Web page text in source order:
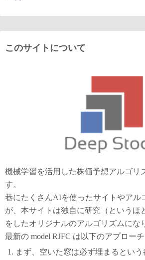
このサイトについて
機械学習を活用した株価予想アルゴリ
す。
巷にたくさんAIを使ったサイトやアル
が、本サイトは独自に研究（というほ
をしたオリジナルのアルゴリズムにな
最新の model RJFC は以下のアプロー
まず、空いた窓は必ず埋まるとい